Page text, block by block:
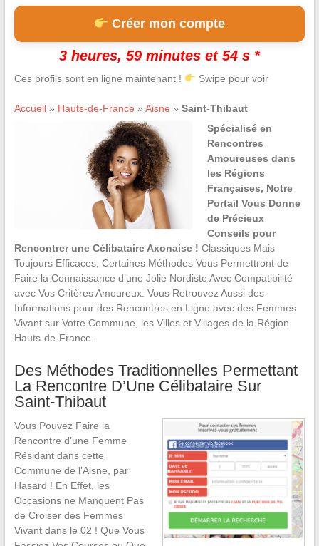
Créer mon compte
3 heures, 59 minutes et 53 s *
Ces profils sont en ligne maintenant ! Swipe pour voir
Accueil» Hauts-de-France » Aisne » Saint-Thibaut
Spécialisé en
Rencontres
Amoureuses dans
les Régions
Françaises, Notre
Portail Vous Donne
de Précieux
Conseils pour
Rencontrer une Célibataire Axonaise ! Classiques Mais
Toujours Efficaces, Certaines Méthodes Vous Permettront de
Faire la Connaissance d’une Jolie Nordiste Avec Compatibilité
avec Vos Critères Amoureux. Vous Retrouvez Aussi des
Informations pour des Rencontres en Ligne avec des Femmes
Vivant sur Votre Commune, les Villes et Villages de la Région
Hauts-de-France.
Des Méthodes Traditionnelles Permettant
La Rencontre D’Une Célibataire Sur
Saint-Thibaut
Vous Pouvez Faire la
Rencontre d’une Femme
Résidant dans cette
Commune de l’Aisne, par
Hasard ! En Effet, les
Occasions ne Manquent Pas
de Croiser des Femmes
Vivant dans le 02 ! Que Vous